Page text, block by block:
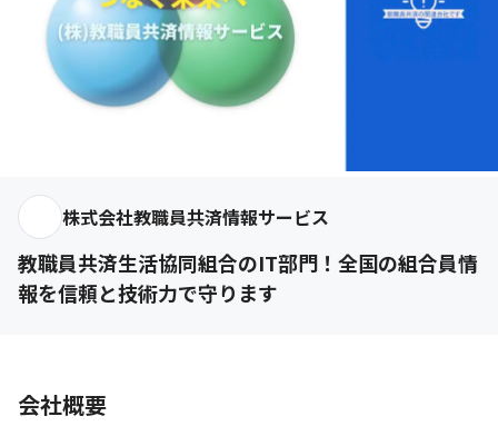
株式会社教職員共済情報サービス
教職員共済生活協同組合のIT部門！全国の組合員情
報を信頼と技術力で守ります
会社概要